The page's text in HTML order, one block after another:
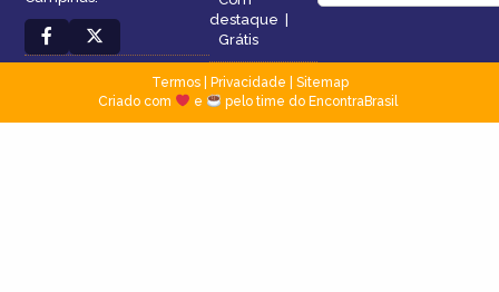
destaque |
Grátis
Termos| Privacidade
Sitemap
Criado com
e pelo time do EncontraBrasil